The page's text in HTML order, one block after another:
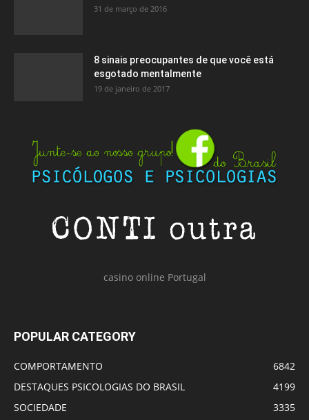
31 de março de 2016
8 sinais preocupantes de que você está
esgotado mentalmente
19 de janeiro de 2017
casino online Portugal
POPULAR CATEGORY
COMPORTAMENTO
6842
DESTAQUES PSICOLOGIAS DO BRASIL
4199
SOCIEDADE
3335